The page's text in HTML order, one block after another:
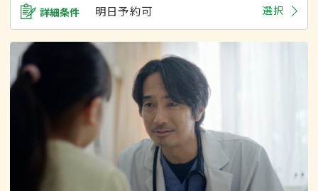
詳細条件 明日予約可 選択